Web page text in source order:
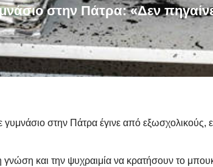
στην Πάτρα: «Δεν
γυμνάσιο στην Πάτρα έγινε από
γνώση και την ψυχραιμία να κρατήσουν το